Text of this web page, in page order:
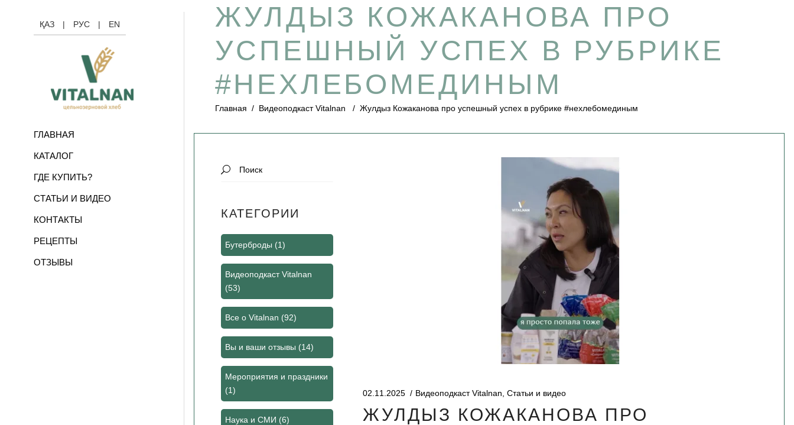
ҚАЗ | РУС | EN
ГЛАВНАЯ
КАТАЛОГ
ГДЕ КУПИТЬ?
СТАТЬИ И ВИДЕО
КОНТАКТЫ
РЕЦЕПТЫ
ОТЗЫВЫ
ЖУЛДЫЗ КОЖАКАНОВА ПРО
УСПЕШНЫЙ УСПЕХ В РУБРИКЕ
#НЕХЛЕБОМЕДИНЫМ
Главная / Видеоподкаст Vitalnan / Жулдыз Кожаканова про успешный успех в рубрике #нехлебомединым
02.11.2025 Видеоподкаст Vitalnan Статьи и видео
ЖУЛДЫЗ КОЖАКАНОВА ПРО
Search
for:
КАТЕГОРИИ
Бутерброды (1)
Видеоподкаст Vitalnan
(53)
Все о Vitalnan (92)
Вы и ваши отзывы (14)
Мероприятия и праздники
(1)
Наука и СМИ (6)